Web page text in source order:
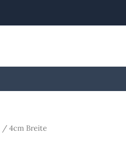
4cm Breite